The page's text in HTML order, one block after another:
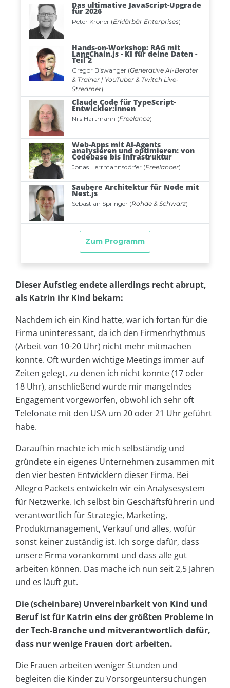
Dieser Aufstieg endete allerdings recht abrupt,
als Katrin ihr Kind bekam:
Nachdem ich ein Kind hatte, war ich fortan für die
Firma uninteressant, da ich den Firmenrhythmus
(Arbeit von 10-20 Uhr) nicht mehr mitmachen
konnte. Oft wurden wichtige Meetings immer auf
Zeiten gelegt, zu denen ich nicht konnte (17 oder
18 Uhr), anschließend wurde mir mangelndes
Engagement vorgeworfen, obwohl ich sehr oft
Telefonate mit den USA um 20 oder 21 Uhr geführt
habe.
Daraufhin machte ich mich selbständig und
gründete ein eigenes Unternehmen zusammen mit
den vier besten Entwicklern dieser Firma. Bei
Allegro Packets entwickeln wir ein Analysesystem
für Netzwerke. Ich selbst bin Geschäftsführerin und
verantwortlich für Strategie, Marketing,
Produktmanagement, Verkauf und alles, wofür
sonst keiner zuständig ist. Ich sorge dafür, dass
unsere Firma vorankommt und dass alle gut
arbeiten können. Das mache ich nun seit 2,5 Jahren
und es läuft gut.
Die (scheinbare) Unvereinbarkeit von Kind und
Beruf ist für Katrin eins der größten Probleme in
der Tech-Branche und mitverantwortlich dafür,
dass nur wenige Frauen dort arbeiten.
Die Frauen arbeiten weniger Stunden und
begleiten die Kinder zu Vorsorgeuntersuchungen